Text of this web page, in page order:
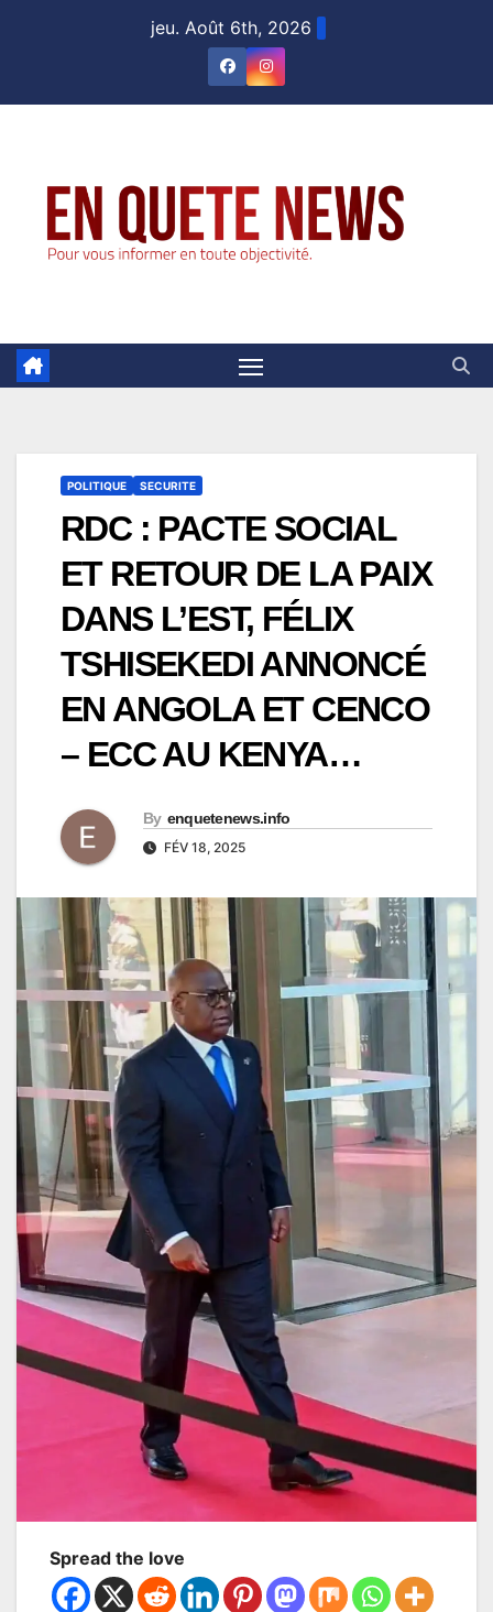
jeu. Août 6th, 2026
POLITIQUE SECURITE
RDC : PACTE SOCIAL
ET RETOUR DE LA PAIX
DANS L’EST, FÉLIX
TSHISEKEDI ANNONCÉ
EN ANGOLA ET CENCO
– ECC AU KENYA…
By enquetenews.info
FÉV 18, 2025
Spread the love